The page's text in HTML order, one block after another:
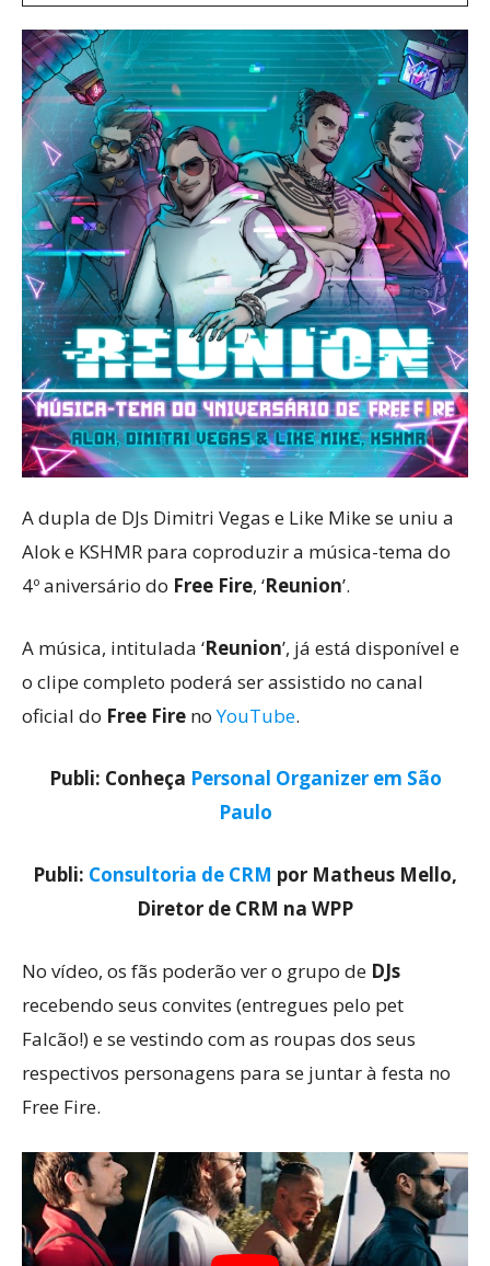
A dupla de DJs Dimitri Vegas e Like Mike se uniu a
Alok e KSHMR para coproduzir a música-tema do
4º aniversário do Free Fire, ‘Reunion’.
A música, intitulada ‘Reunion’, já está disponível e
o clipe completo poderá ser assistido no canal
oficial do Free Fire noYouTube.
Publi: Conheça Personal Organizer em São
Paulo
Publi: Consultoria de CRM por Matheus Mello,
Diretor de CRM na WPP
No vídeo, os fãs poderão ver o grupo de DJs
recebendo seus convites (entregues pelo pet
Falcão!) e se vestindo com as roupas dos seus
respectivos personagens para se juntar à festa no
Free Fire.